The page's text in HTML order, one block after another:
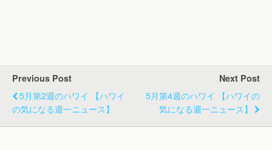
Previous Post
5月第2週のハワイ 【ハワイ
の気になる週一ニュース】
Next Post
5月第4週のハワイ 【ハワイの
気になる週一ニュース】